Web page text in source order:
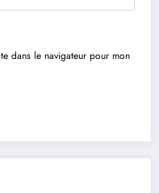
dans le navigateur pour mon